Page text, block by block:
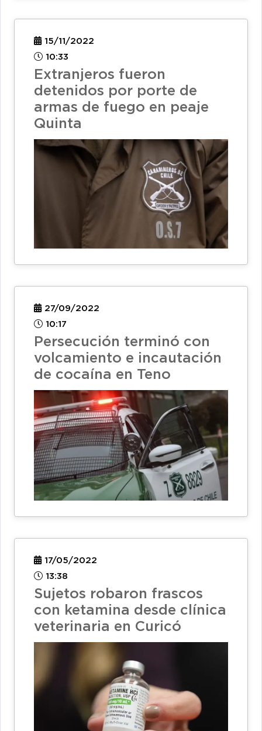
15/11/2022
10:33
Extranjeros fueron
detenidos por porte de
armas de fuego en peaje
Quinta
27/09/2022
10:17
Persecución terminó con
volcamiento e incautación
de cocaína en Teno
17/05/2022
13:38
Sujetos robaron frascos
con ketamina desde clínica
veterinaria en Curicó